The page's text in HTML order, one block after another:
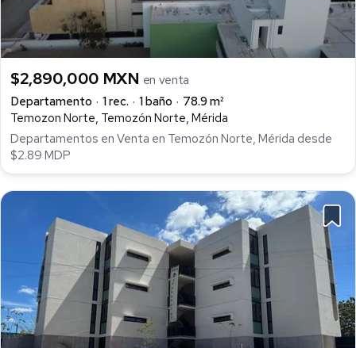
$2,890,000 MXN en venta
Departamento
1 rec. 1 baño
78.9 m²
Temozon Norte, Temozón Norte, Mérida
Departamentos en Venta en Temozón Norte, Mérida desde
$2.89 MDP